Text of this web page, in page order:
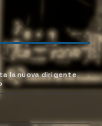
la nuova dirigente